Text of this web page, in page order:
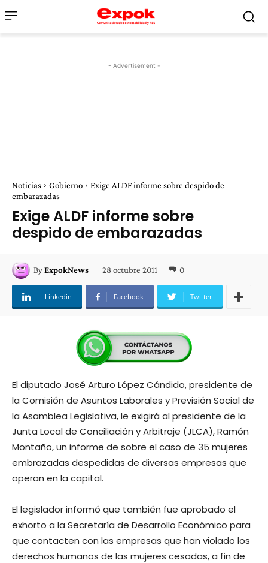
- Advertisement -
Noticias Gobierno
Exige ALDF informe sobre despido de
embarazadas
Exige ALDF informe sobre
despido de embarazadas
ByExpokNews 28 octubre 2011 0
Linkedin Facebook Twitter
El diputado José Arturo López Cándido, presidente de
la Comisión de Asuntos Laborales y Previsión Social de
la Asamblea Legislativa, le exigirá al presidente de la
Junta Local de Conciliación y Arbitraje (JLCA), Ramón
Montaño, un informe de sobre el caso de 35 mujeres
embrazadas despedidas de diversas empresas que
operan en la capital.
El legislador informó que también fue aprobado el
exhorto a la Secretaría de Desarrollo Económico para
que contacten con las empresas que han violado los
derechos humanos de las mujeres cesadas, a fin de